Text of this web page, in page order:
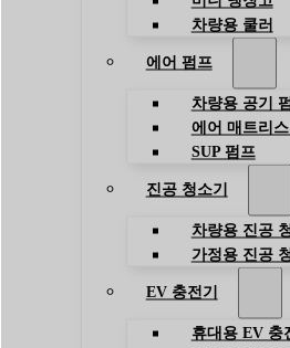
차량용 쿨러
에어 펌프
차량용 공기
에어 매트리
SUP 펌프
진공 청소기
차량용 진공
가정용 진공
EV 충전기
휴대용 EV 충